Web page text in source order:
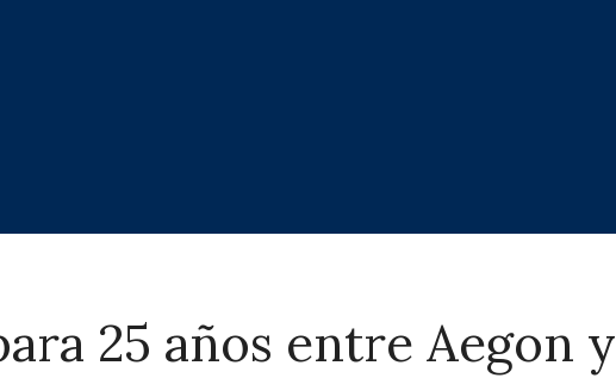
25 años entre Aegon y